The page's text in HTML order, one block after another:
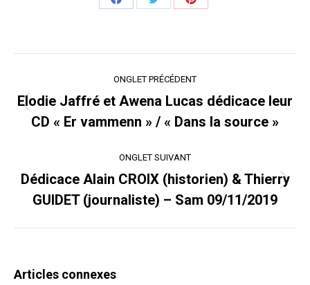
Share
Share
Share
de
commentaire
ONGLET PRÉCÉDENT
Onglet
précédent
Elodie Jaffré et Awena Lucas dédicace leur
CD « Er vammenn » / « Dans la source »
ONGLET SUIVANT
Onglet
suivant
Dédicace Alain CROIX (historien) & Thierry
GUIDET (journaliste) – Sam 09/11/2019
Articles connexes